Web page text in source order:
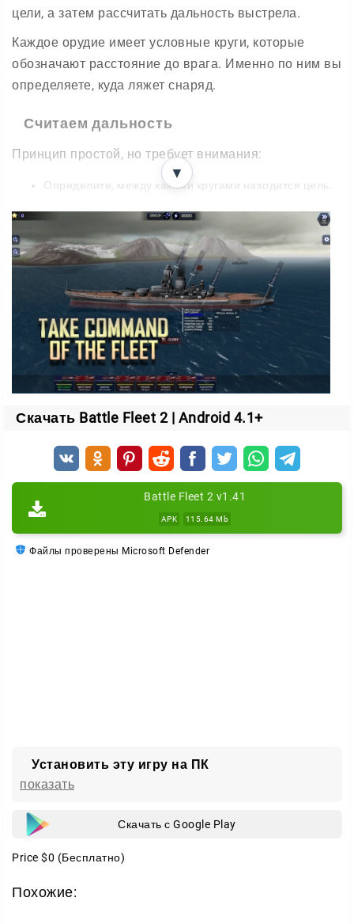
цели, а затем рассчитать дальность выстрела.
Каждое орудие имеет условные круги, которые
обозначают расстояние до врага. Именно по ним вы
определяете, куда ляжет снаряд.
Считаем дальность
Принцип простой, но требует внимания:
Определите, между какими кругами находится цель.
Прибавляйте или отнимайте дальность, опираясь на
два основных круга.
Так в дело вступает простая математика — без неё
точного попадания не добиться.
Ход за ходом
Стрелять можно как из корабельных орудий, так и из
пушек береговой обороны. Когда залп сделан, вы
Дальше всё решает расчёт и немного удачи.
Командуйте флотом, пробивайте оборону
противника и ведите свою сторону к победе в Тихом
▼
Скачать Battle Fleet 2 | Android 4.1+
Battle Fleet 2 v1.41
APK 115.64 Mb
Файлы проверены Microsoft Defender
Установить эту игру на ПК
показать
Скачать с Google Play
Price $0 (Бесплатно)
Похожие: